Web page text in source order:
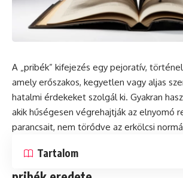
A „pribék” kifejezés egy pejoratív,
amely erőszakos, kegyetlen vagy aljas
hatalmi érdekeket szolgál ki. Gyakran
akik hűségesen végrehajtják az elnyomó
parancsait, nem törődve az erkölcsi
Tartalom